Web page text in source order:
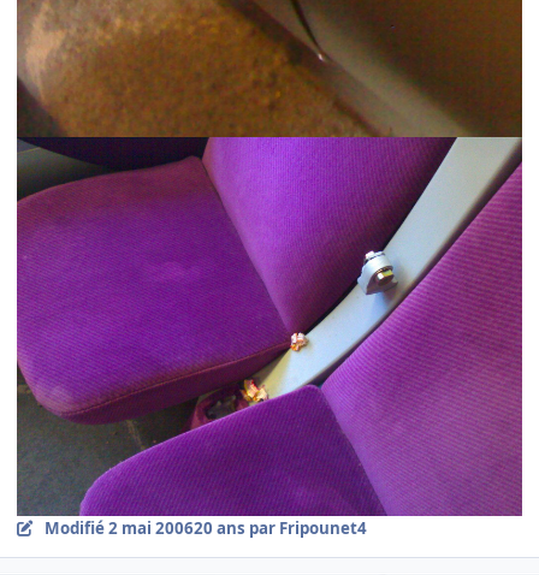
Modifié2 mai 200620 ans par Fripounet4